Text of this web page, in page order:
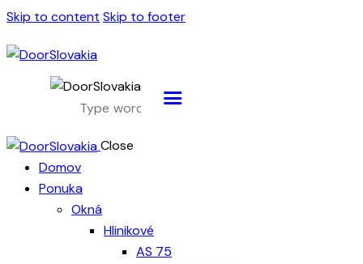
Skip to content Skip to footer
Close
Domov
Ponuka
Okná
Hlinikové
AS 75